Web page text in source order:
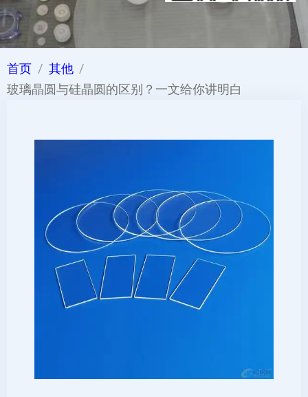
首页
其他
玻璃晶圆与硅晶圆的区别？一文给你讲明白